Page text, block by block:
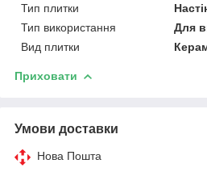
Тип плитки
Тип використання
Для
Вид плитки
Приховати
Умови доставки
Нова Пошта